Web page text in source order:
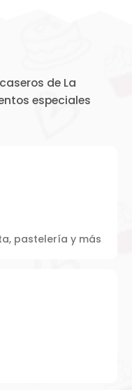
de La
especiales
pastelería y más